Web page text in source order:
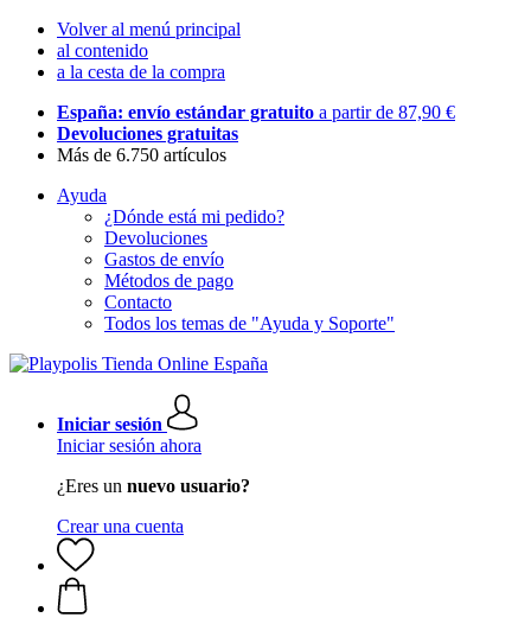
Volver al menú principal
al contenido
a la cesta de la compra
España: envío estándar gratuito a partir de 87,90 €
Devoluciones gratuitas
Más de 6.750 artículos
Ayuda
¿Dónde está mi pedido?
Devoluciones
Gastos de envío
Métodos de pago
Contacto
Todos los temas de "Ayuda y Soporte"
Iniciar sesión
Iniciar sesión ahora
¿Eres un nuevo usuario?
Crear una cuenta